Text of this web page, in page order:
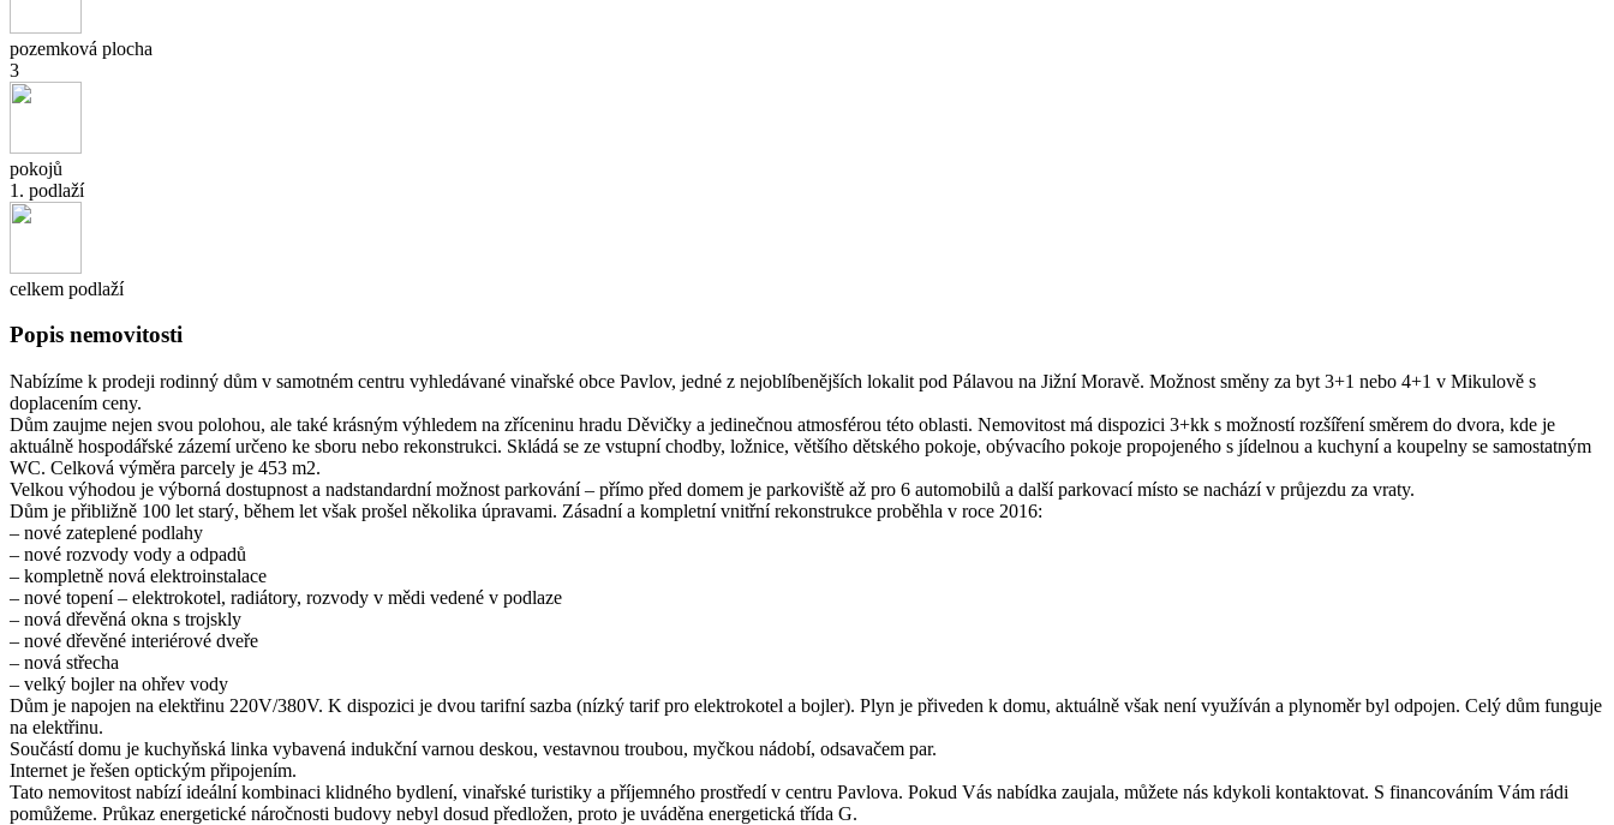
pozemková plocha
3
pokojů
1. podlaží
celkem podlaží
Popis nemovitosti
Nabízíme k prodeji rodinný dům v samotném centru vyhledávané vinařské obce Pavlov, jedné z nejoblíbenějších lokalit pod Pálavou na Jižní Moravě. Možnost směny za byt 3+1 nebo 4+1 v Mikulově s
doplacením ceny.
Dům zaujme nejen svou polohou, ale také krásným výhledem na zříceninu hradu Děvičky a jedinečnou atmosférou této oblasti. Nemovitost má dispozici 3+kk s možností rozšíření směrem do dvora, kde je
aktuálně hospodářské zázemí určeno ke sboru nebo rekonstrukci. Skládá se ze vstupní chodby, ložnice, většího dětského pokoje, obývacího pokoje propojeného s jídelnou a kuchyní a koupelny se samostatným
WC. Celková výměra parcely je 453 m2.
Velkou výhodou je výborná dostupnost a nadstandardní možnost parkování – přímo před domem je parkoviště až pro 6 automobilů a další parkovací místo se nachází v průjezdu za vraty.
Dům je přibližně 100 let starý, během let však prošel několika úpravami. Zásadní a kompletní vnitřní rekonstrukce proběhla v roce 2016:
– nové zateplené podlahy
– nové rozvody vody a odpadů
– kompletně nová elektroinstalace
– nové topení – elektrokotel, radiátory, rozvody v mědi vedené v podlaze
– nová dřevěná okna s trojskly
– nové dřevěné interiérové dveře
– nová střecha
– velký bojler na ohřev vody
Dům je napojen na elektřinu 220V/380V. K dispozici je dvou tarifní sazba (nízký tarif pro elektrokotel a bojler). Plyn je přiveden k domu, aktuálně však není využíván a plynoměr byl odpojen. Celý dům funguje
na elektřinu.
Součástí domu je kuchyňská linka vybavená indukční varnou deskou, vestavnou troubou, myčkou nádobí, odsavačem par.
Internet je řešen optickým připojením.
Tato nemovitost nabízí ideální kombinaci klidného bydlení, vinařské turistiky a příjemného prostředí v centru Pavlova. Pokud Vás nabídka zaujala, můžete nás kdykoli kontaktovat. S financováním Vám rádi
pomůžeme. Průkaz energetické náročnosti budovy nebyl dosud předložen, proto je uváděna energetická třída G.